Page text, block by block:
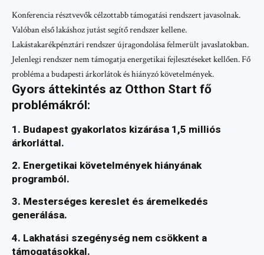
Konferencia résztvevők célzottabb támogatási rendszert javasolnak.
Valóban első lakáshoz jutást segítő rendszer kellene.
Lakástakarékpénztári rendszer újragondolása felmerült javaslatokban.
Jelenlegi rendszer nem támogatja energetikai fejlesztéseket kellően. Fő
probléma a budapesti árkorlátok és hiányzó követelmények.
Gyors áttekintés az Otthon Start fő
problémákról:
1. Budapest gyakorlatos kizárása 1,5 milliós
árkorláttal.
2. Energetikai követelmények hiányának
programból.
3. Mesterséges kereslet és áremelkedés
generálása.
4. Lakhatási szegénység nem csökkent a
támogatásokkal.